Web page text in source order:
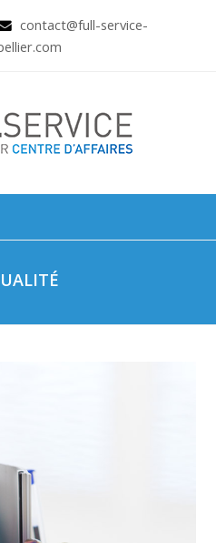
contact@full-service-